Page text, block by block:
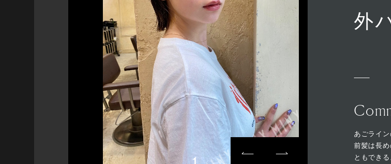
外
あごライン
前髪は長
ともできる